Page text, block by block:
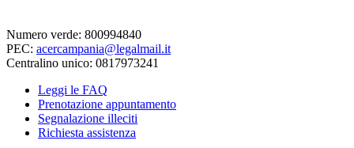
Numero verde: 800994840
PEC: acercampania@legalmail.it
Centralino unico: 0817973241
Leggi le FAQ
Prenotazione appuntamento
Segnalazione illeciti
Richiesta assistenza